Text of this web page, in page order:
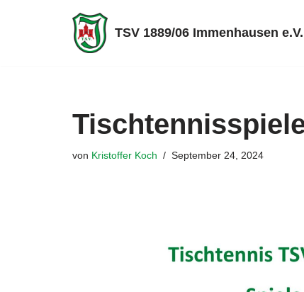
TSV 1889/06 Immenhausen e.V.
von Kristoffer Koch September 24, 2024